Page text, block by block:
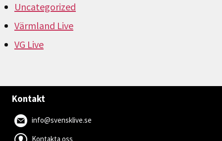
Uncategorized
Värmland Live
VG Live
Kontakt
info@svensklive.se
Kontakta oss